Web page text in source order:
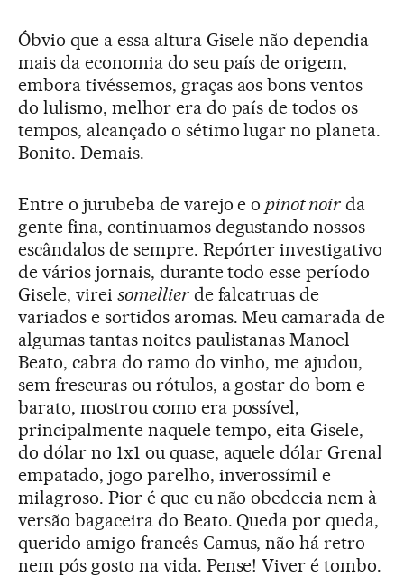
Óbvio que a essa altura Gisele não dependia
mais da economia do seu país de origem,
embora tivéssemos, graças aos bons ventos
do lulismo, melhor era do país de todos os
tempos, alcançado o sétimo lugar no planeta.
Bonito. Demais.
Entre o jurubeba de varejo e o pinot noir da
gente fina, continuamos degustando nossos
escândalos de sempre. Repórter investigativo
de vários jornais, durante todo esse período
Gisele, virei somellierde falcatruas de
variados e sortidos aromas. Meu camarada de
algumas tantas noites paulistanas Manoel
Beato, cabra do ramo do vinho, me ajudou,
sem frescuras ou rótulos, a gostar do bom e
barato, mostrou como era possível,
principalmente naquele tempo, eita Gisele,
do dólar no 1x1 ou quase, aquele dólar Grenal
empatado, jogo parelho, inverossímil e
milagroso. Pior é que eu não obedecia nem à
versão bagaceira do Beato. Queda por queda,
querido amigo francês Camus, não há retro
nem pós gosto na vida. Pense! Viver é tombo.